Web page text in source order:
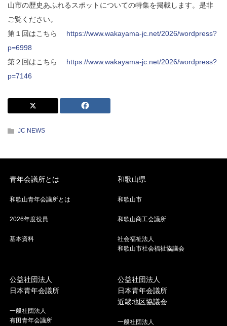
山市の歴史あふれるスポットについての特集を掲載します。是非
ご覧ください。
第１回はこちら
https://www.wakayama-jc.net/2026/wordpress?
p=6998
第２回はこちら https://www.wakayama-jc.net/2026/wordpress?
p=7146
JC NEWS
青年会議所とは
和歌山青年会議所とは
2026年度役員
基本資料
和歌山県
和歌山市
和歌山商工会議所
社会福祉法人
和歌山市社会福祉協議会
公益社団法人
日本青年会議所
一般社団法人
有田青年会議所
公益社団法人
日本青年会議所
近畿地区協議会
一般社団法人